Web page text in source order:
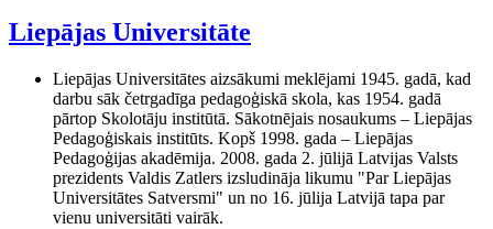
Liepājas Universitāte
Liepājas Universitātes aizsākumi meklējami 1945. gadā, kad
darbu sāk četrgadīga pedagoģiskā skola, kas 1954. gadā
pārtop Skolotāju institūtā. Sākotnējais nosaukums – Liepājas
Pedagoģiskais institūts. Kopš 1998. gada – Liepājas
Pedagoģijas akadēmija. 2008. gada 2. jūlijā Latvijas Valsts
prezidents Valdis Zatlers izsludināja likumu "Par Liepājas
Universitātes Satversmi" un no 16. jūlija Latvijā tapa par
vienu universitāti vairāk.